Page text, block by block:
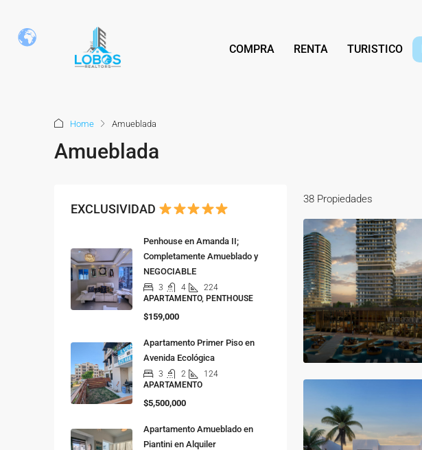
COMPRA
RENTA TURISTICO
Home Amueblada
Amueblada
38 Propiedades
EXCLUSIVIDAD
Penhouse en Amanda II;
Completamente Amueblado y
NEGOCIABLE
3 4
224
APARTAMENTO, PENTHOUSE
$159,000
Apartamento Primer Piso en
Avenida Ecológica
3 2
124
APARTAMENTO
$5,500,000
Apartamento Amueblado en
Piantini en Alquiler